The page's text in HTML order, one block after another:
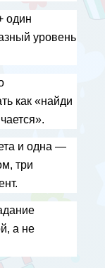
один
уровень
как «найди
и одна —
три
а не